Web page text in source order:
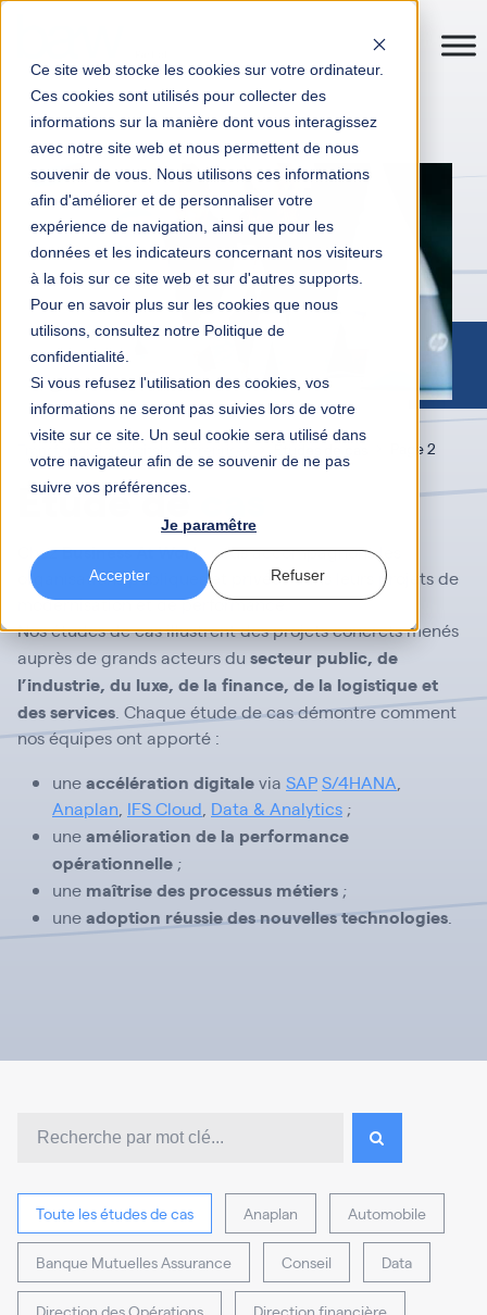
Ce site web stocke les cookies sur votre ordinateur.
Ces cookies sont utilisés pour collecter des
informations sur la manière dont vous interagissez
avec notre site web et nous permettent de nous
souvenir de vous. Nous utilisons ces informations
afin d'améliorer et de personnaliser votre
expérience de navigation, ainsi que pour les
données et les indicateurs concernant nos visiteurs
à la fois sur ce site web et sur d'autres supports.
Pour en savoir plus sur les cookies que nous
utilisons, consultez notre Politique de
confidentialité.
Si vous refusez l'utilisation des cookies, vos
informations ne seront pas suivies lors de votre
visite sur ce site. Un seul cookie sera utilisé dans
votre navigateur afin de se souvenir de ne pas
suivre vos préférences.
Je paramêtre
Accepter Refuser
Page 2
Étude de
ChezBusiness At Work , nous accompagnons les
organisations publiques et privées dans leurs projets de
modernisation et de performance.
Nos études de cas illustrent des projets concrets menés
auprès de grands acteurs du secteur public, de
l’industrie, du luxe, de la finance, de la logistique et
des services . Chaque étude de cas démontre comment
nos équipes ont apporté :
uneaccélération digitalevia SAPS/4HANA
Anaplan IFS Cloud Data & Analytics ;
uneamélioration de la performance
opérationnelle ;
une maîtrise des processus métiers ;
uneadoption réussie des nouvelles technologies
Toute les études de cas Anaplan Automobile
Banque Mutuelles Assurance Conseil Data
Direction des Opérations Direction financière